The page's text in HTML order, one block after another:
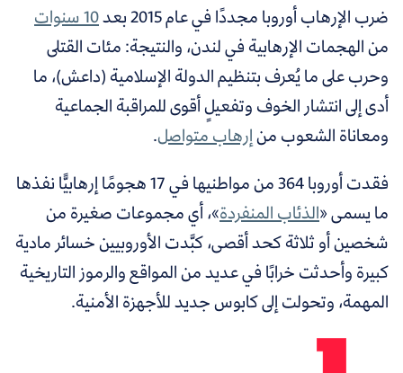
ضرب الإرهاب أوروبا مجددًا في عام 2015 بعد
10 سنوات
من الهجمات الإرهابية في لندن، والنتيجة: مئات القتلى
وحرب على ما يُعرف بتنظيم الدولة الإسلامية (داعش)، ما
أدى إلى انتشار الخوف وتفعيلٍ أقوى للمراقبة الجماعية
ومعاناة الشعوب منإرهاب متواصل.
فقدت أوروبا 364 من مواطنيها في 17 هجومًا إرهابيًّا نفذها
ما يسمى «الذئاب المنفردة»، أي مجموعات صغيرة من
شخصين أو ثلاثة كحد أقصى، كبَّدت الأوروبيين خسائر مادية
كبيرة وأحدثت خرابًا في عديد من المواقع والرموز التاريخية
المهمة، وتحولت إلى كابوس جديد للأجهزة الأمنية.